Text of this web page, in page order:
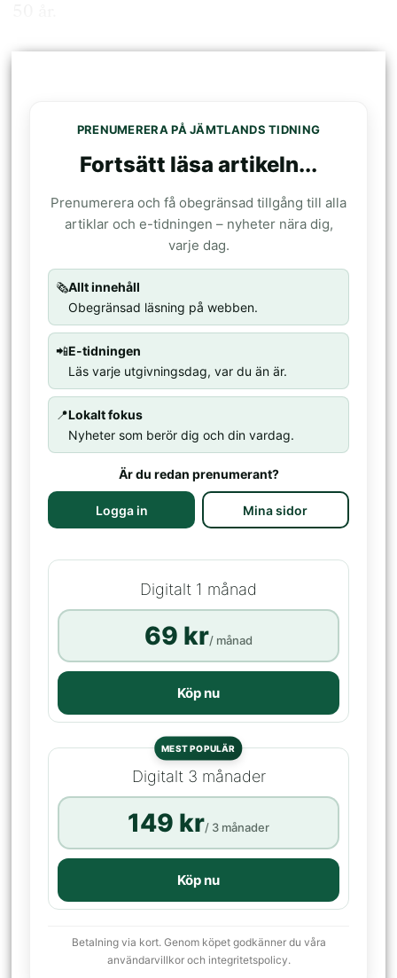
PRENUMERERA PÅ JÄMTLANDS TIDNING
Fortsätt läsa artikeln...
Prenumerera och få obegränsad tillgång till alla
artiklar och e-tidningen – nyheter nära dig,
varje dag.
🗞️Allt innehåll
Obegränsad läsning på webben.
📲E-tidningen
Läs varje utgivningsdag, var du än är.
📍Lokalt fokus
Nyheter som berör dig och din vardag.
Är du redan prenumerant?
Logga in Mina sidor
Digitalt 1 månad
69 kr/ månad
Köp nu
MEST POPULÄR
Digitalt 3 månader
149 kr/ 3 månader
Köp nu
Betalning via kort. Genom köpet godkänner du våra
användarvillkor och integritetspolicy.